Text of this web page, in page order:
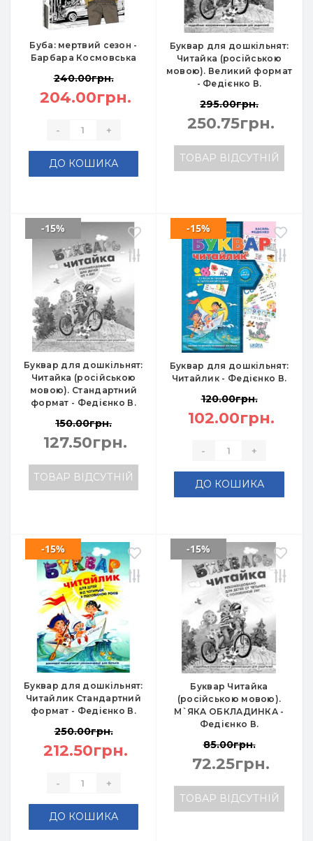
Буба: мертвий сезон -
Барбара Космовська
240.00грн.
204.00грн.
- +
ДО КОШИКА
Буквар для дошкільнят:
Читайка (російською
мовою). Великий формат
- Федієнко В.
295.00грн.
250.75грн.
ТОВАР ВІДСУТНІЙ
Буквар для дошкільнят:
Читайка (російською
мовою). Стандартний
формат - Федієнко В.
-15%
150.00грн.
127.50грн.
ТОВАР ВІДСУТНІЙ
Буквар для дошкільнят:
Читайлик - Федієнко В.
-15%
120.00грн.
102.00грн.
- +
ДО КОШИКА
Буквар для дошкільнят:
Читайлик Стандартний
формат - Федієнко В.
-15%
250.00грн.
212.50грн.
- +
ДО КОШИКА
Буквар Читайка
(російською мовою).
М`ЯКА ОБКЛАДИНКА -
Федієнко В.
-15%
85.00грн.
72.25грн.
ТОВАР ВІДСУТНІЙ